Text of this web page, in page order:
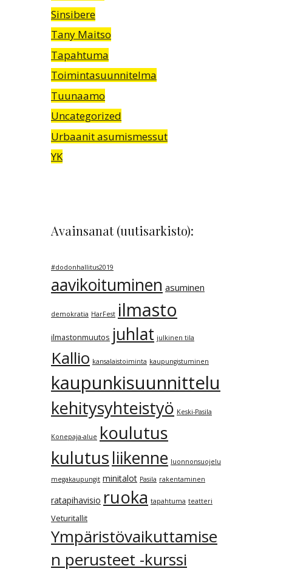
Sinsibere
Tany Maitso
Tapahtuma
Toimintasuunnitelma
Tuunaamo
Uncategorized
Urbaanit asumismessut
YK
Avainsanat (uutisarkisto):
#dodonhallitus2019
aavikoituminen asuminen
demokratia HarFest ilmasto
ilmastonmuutos juhlat julkinen tila
Kallio kansalaistoiminta kaupungistuminen
kaupunkisuunnittelu
kehitysyhteistyö Keski-Pasila
Konepaja-alue koulutus
kulutusliikenne luonnonsuojelu
megakaupungit minitalot Pasila rakentaminen
ratapihavisio ruoka tapahtuma teatteri
Veturitallit
Ympäristövaikuttamise
n perusteet -kurssi